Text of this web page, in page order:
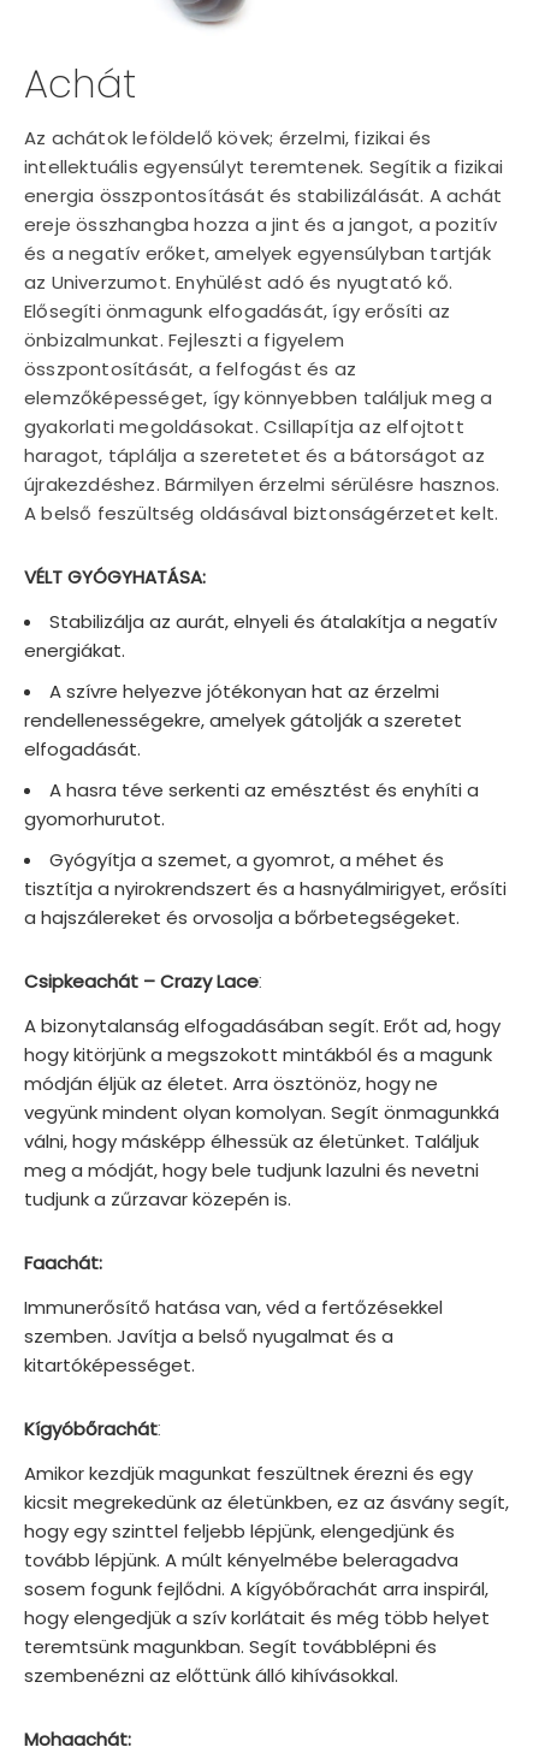
Achát
Az achátok leföldelő kövek; érzelmi, fizikai és
intellektuális egyensúlyt teremtenek. Segítik a fizikai
energia összpontosítását és stabilizálását. A achát
ereje összhangba hozza a jint és a jangot, a pozitív
és a negatív erőket, amelyek egyensúlyban tartják
az Univerzumot. Enyhülést adó és nyugtató kő.
Elősegíti önmagunk elfogadását, így erősíti az
önbizalmunkat. Fejleszti a figyelem
összpontosítását, a felfogást és az
elemzőképességet, így könnyebben találjuk meg a
gyakorlati megoldásokat. Csillapítja az elfojtott
haragot, táplálja a szeretetet és a bátorságot az
újrakezdéshez. Bármilyen érzelmi sérülésre hasznos.
A belső feszültség oldásával biztonságérzetet kelt.
VÉLT GYÓGYHATÁSA:
Stabilizálja az aurát, elnyeli és átalakítja a negatív
energiákat.
A szívre helyezve jótékonyan hat az érzelmi
rendellenességekre, amelyek gátolják a szeretet
elfogadását.
A hasra téve serkenti az emésztést és enyhíti a
gyomorhurutot.
Gyógyítja a szemet, a gyomrot, a méhet és
tisztítja a nyirokrendszert és a hasnyálmirigyet, erősíti
a hajszálereket és orvosolja a bőrbetegségeket.
Csipkeachát – Crazy Lace:
A bizonytalanság elfogadásában segít. Erőt ad, hogy
hogy kitörjünk a megszokott mintákból és a magunk
módján éljük az életet. Arra ösztönöz, hogy ne
vegyünk mindent olyan komolyan. Segít önmagunkká
válni, hogy másképp élhessük az életünket. Találjuk
meg a módját, hogy bele tudjunk lazulni és nevetni
tudjunk a zűrzavar közepén is.
Faachát:
Immunerősítő hatása van, véd a fertőzésekkel
szemben. Javítja a belső nyugalmat és a
kitartóképességet.
Kígyóbőrachát:
Amikor kezdjük magunkat feszültnek érezni és egy
kicsit megrekedünk az életünkben, ez az ásvány segít,
hogy egy szinttel feljebb lépjünk, elengedjünk és
tovább lépjünk. A múlt kényelmébe beleragadva
sosem fogunk fejlődni. A kígyóbőrachát arra inspirál,
hogy elengedjük a szív korlátait és még több helyet
teremtsünk magunkban. Segít továbblépni és
szembenézni az előttünk álló kihívásokkal.
Mohaachát: